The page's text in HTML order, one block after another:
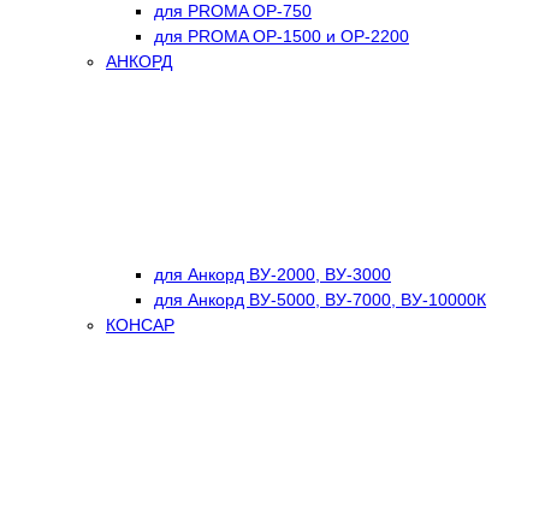
для PROMA OP-750
для PROMA OP-1500 и OP-2200
АНКОРД
для Анкорд ВУ-2000, ВУ-3000
для Анкорд ВУ-5000, ВУ-7000, ВУ-10000К
КОНСАР